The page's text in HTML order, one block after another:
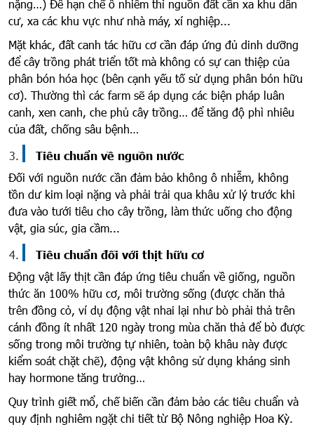
nặng…) Để hạn chế ô nhiễm thì nguồn đất cần xa khu dân
cư, xa các khu vực như nhà máy, xí nghiệp...
Mặt khác, đất canh tác hữu cơ cần đáp ứng đủ dinh dưỡng
để cây trồng phát triển tốt mà không có sự can thiệp của
phân bón hóa học (bên cạnh yếu tố sử dụng phân bón hữu
cơ). Thường thì các farm sẽ áp dụng các biện pháp luân
canh, xen canh, che phủ cây trồng… để tăng độ phì nhiêu
của đất, chống sâu bệnh…
Tiêu chuẩn về nguồn nước
Đối với nguồn nước cần đảm bảo không ô nhiễm, không
tồn dư kim loại nặng và phải trải qua khâu xử lý trước khi
đưa vào tưới tiêu cho cây trồng, làm thức uống cho động
vật, gia súc, gia cầm...
Tiêu chuẩn đối với thịt hữu cơ
Động vật lấy thịt cần đáp ứng tiêu chuẩn về giống, nguồn
thức ăn 100% hữu cơ, môi trường sống (được chăn thả
trên đồng cỏ, ví dụ động vật nhai lại như bò phải thả trên
cánh đồng ít nhất 120 ngày trong mùa chăn thả để bò được
sống trong môi trường tự nhiên, toàn bộ khâu này được
kiểm soát chặt chẽ), động vật không sử dụng kháng sinh
hay hormone tăng trưởng…
Quy trình giết mổ, chế biến cần đảm bảo các tiêu chuẩn và
quy định nghiêm ngặt chi tiết từ Bộ Nông nghiệp Hoa Kỳ.